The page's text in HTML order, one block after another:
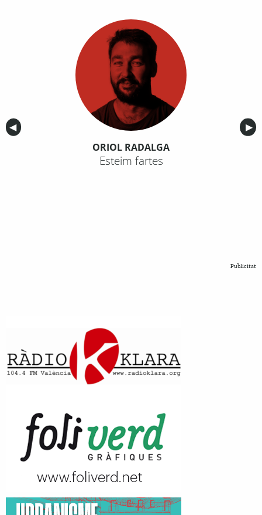
Anterior
◀︎ ▶︎
ORIOL RADALGA
Esteim fartes
Publicitat